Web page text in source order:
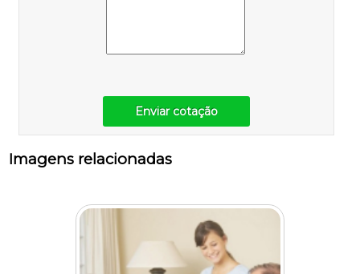
Enviar cotação
Imagens relacionadas